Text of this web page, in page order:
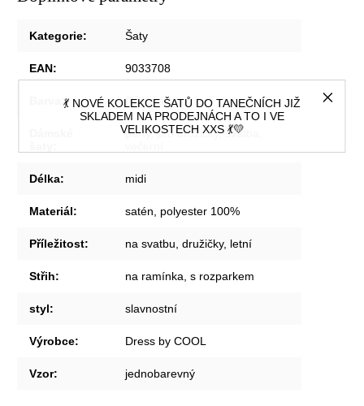
💃 NOVÉ KOLEKCE ŠATŮ DO TANEČNÍCH JIŽ
SKLADEM NA PRODEJNÁCH A TO I VE
VELIKOSTECH XXS 💃💛
Kategorie: Šaty
EAN: 9033708
: Růžová
párty, pro družičky, svatba,
Délka: midi
Materiál: satén, polyester 100%
Příležitost: na svatbu, družičky, letní
Střih: na ramínka, s rozparkem
styl: slavnostní
Výrobce: Dress by COOL
Vzor: jednobarevný